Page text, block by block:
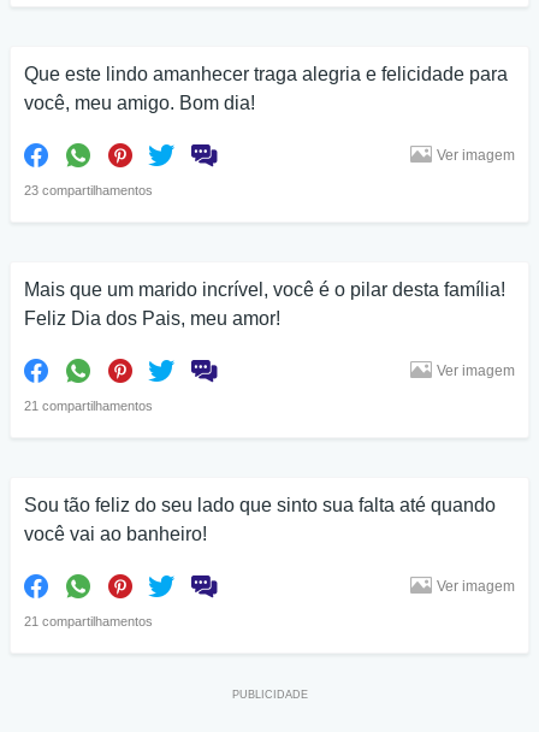
Que este lindo amanhecer traga alegria e felicidade para
você, meu amigo. Bom dia!
23 compartilhamentos
Ver imagem
Mais que um marido incrível, você é o pilar desta família!
Feliz Dia dos Pais, meu amor!
21 compartilhamentos
Ver imagem
Sou tão feliz do seu lado que sinto sua falta até quando
você vai ao banheiro!
21 compartilhamentos
Ver imagem